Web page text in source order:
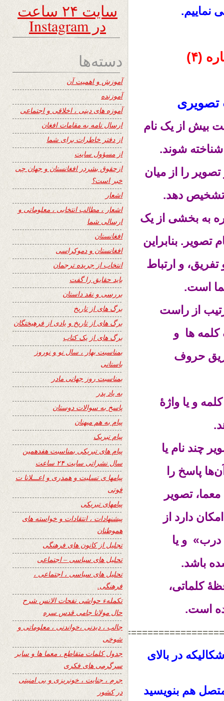
(۴)
تصویری
بیش از یک نام
شوند.
را از میان
تشخیص دهد.
به بخشی از یک
بنابراین
و ارتباط
است.
از راست
ها و
حروف
و یا واژهٔ
چند نام یا
پاسخ را
تصویر
دارد از
درب» و یا
باشد.
کلماتی،
است.
در بالای
هم بنویسید
سایت ۲۴ ساعت
در Instagram
دسته‌ها
آموزش و اهمیت آن
آموزنده
آموزه های دینی ، اخلاقی و اجتماعی
ارسال نامه به مقامات افغان
از دفتر خاطرات برای شما
از مسؤول سایت
ازحقوق بشردر افغانستان و جهان چی
خبر است؟
اشعار
اشعار ، مطالب انتخابی ، معلوماتی و
ارسالی شما
افغانستان
افغانستان و دموکراسی
انتخاب از جریده ترجمان
باید حقایق را گفت
بررسی و نقد داستان
برگ های از تاریخ
برگ های از تاریخ و یادی از فرهیختگان
برگ های از یک کتاب
بمناسبت بهار ، سال نو و نوروز
باستانی
بمناسبت روز جهانی مادر
به یاد پدر
پاسخ به سوالات دوستان
پیام به هم میهنان
پیام تبریک
پیام های تبریکی بمناسبت هفدهمین
سال نشراتی سایت ۲۴ ساعت
پیامها ی تسلیت و همدری و اعـــلانا ت
فوتی
پیامهای تبریکی
پیشنهادات ، انتقادات و خواسته های
هموطنان
تجلیل از کانون های فرهنگی
تحلیل های سیاسی – اجتماعی
تحلیل های سیاسی ، اجتماعی ،
فرهنگی.
تکملهء حواشی نفحات الانس شرح
حال مولانا جامی قدس سره
جالب ، دیدنی ،خواندنی ، معلوماتی و
شوخی
جدول کلمات متقاطع ، معما ها و سایر
سرگرمی های فکری
جرم ، جنایت ، خونریزی و بی امنیتی
در کشور